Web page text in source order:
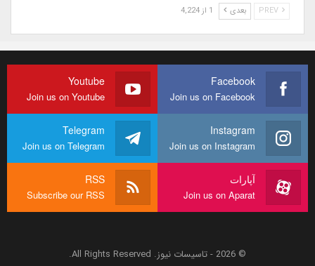
بعدی 1 از 4,224
Facebook
Join us on Facebook
Youtube
Join us on Youtube
Instagram
Join us on Instagram
Telegram
Join us on Telegram
آپارات
Join us on Aparat
RSS
Subscribe our RSS
© 2026 - تاسیسات نیوز. All Rights Reserved.